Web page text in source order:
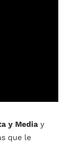
y Media y
que le